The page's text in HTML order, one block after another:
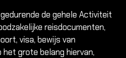
de gehele Activiteit
reisdocumenten,
visa, bewijs van
het grote belang hiervan,